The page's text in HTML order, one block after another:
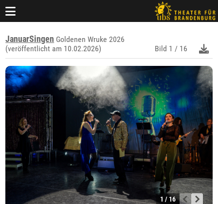
JanuarSingen Goldenen Wruke 2026
(veröffentlicht am 10.02.2026)
Bild 1 / 16
1 / 16